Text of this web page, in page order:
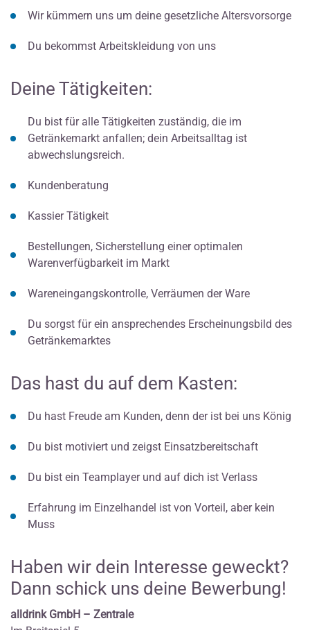
Wir kümmern uns um deine gesetzliche Altersvorsorge
Du bekommst Arbeitskleidung von uns
Deine Tätigkeiten:
Du bist für alle Tätigkeiten zuständig, die im
Getränkemarkt anfallen; dein Arbeitsalltag ist
abwechslungsreich.
Kundenberatung
Kassier Tätigkeit
Bestellungen, Sicherstellung einer optimalen
Warenverfügbarkeit im Markt
Wareneingangskontrolle, Verräumen der Ware
Du sorgst für ein ansprechendes Erscheinungsbild des
Getränkemarktes
Das hast du auf dem Kasten:
Du hast Freude am Kunden, denn der ist bei uns König
Du bist motiviert und zeigst Einsatzbereitschaft
Du bist ein Teamplayer und auf dich ist Verlass
Erfahrung im Einzelhandel ist von Vorteil, aber kein
Muss
Haben wir dein Interesse geweckt?
Dann schick uns deine Bewerbung!
alldrink GmbH – Zentrale